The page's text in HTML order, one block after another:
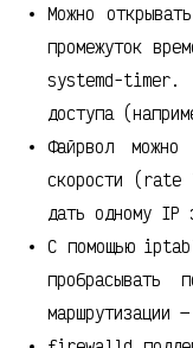
Можно
промежуток
systemd-
доступа
Файрвол можно
скорости
дать одному IP
С помощью
пробрасывать
маршрутизации